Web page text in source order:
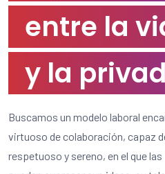
entre la
y la
Buscamos un modelo laboral
virtuoso de colaboración, capaz
respetuoso y sereno, en el que